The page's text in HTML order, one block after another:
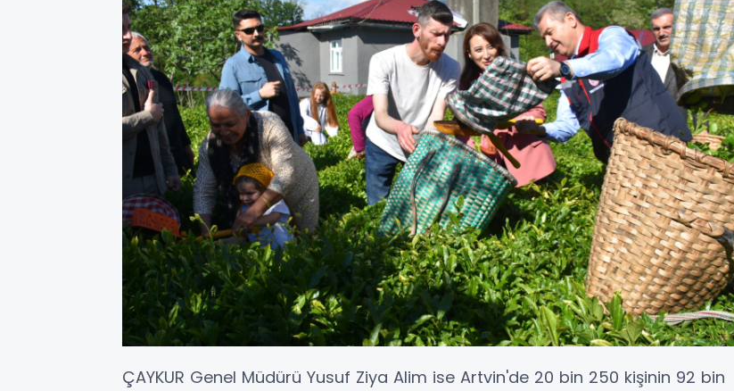
ÇAYKUR Genel Müdürü Yusuf Ziya Alim ise Artvin'de 20 bin 250 kişinin 92 bin